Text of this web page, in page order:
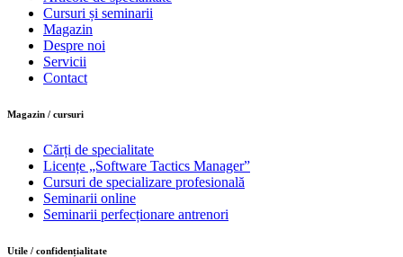
Cursuri și seminarii
Magazin
Despre noi
Servicii
Contact
Magazin / cursuri
Cărți de specialitate
Licențe „Software Tactics Manager”
Cursuri de specializare profesională
Seminarii online
Seminarii perfecționare antrenori
Utile / confidențialitate